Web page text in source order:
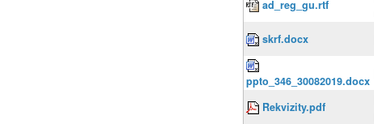
ad_reg_gu.rtf
skrf.docx
ppto_346_30082019.docx
Rekvizity.pdf